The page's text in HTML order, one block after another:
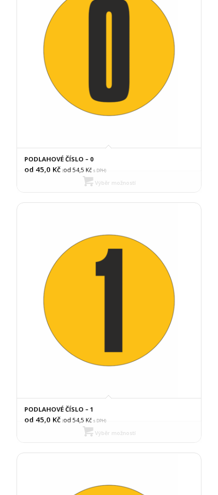
PODLAHOVÉ ČÍSLO – 0
od 45,0 Kč (od 54,5 Kčs DPH)
Výběr možností
PODLAHOVÉ ČÍSLO – 1
od 45,0 Kč (od 54,5 Kčs DPH)
Výběr možností